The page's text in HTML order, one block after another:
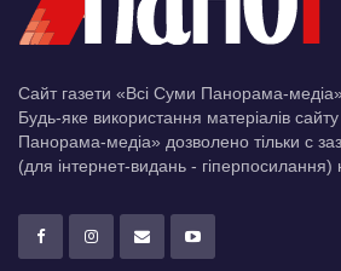
Сайт газети «Всі Суми Панорама-
Будь-яке використання матеріалів
Панорама-медіа» дозволено тільки c
(для інтернет-видань - гіперпосилання)